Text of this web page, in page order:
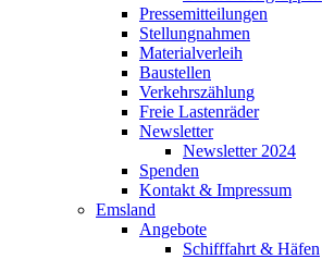
Pressemitteilungen
Stellungnahmen
Materialverleih
Baustellen
Verkehrszählung
Freie Lastenräder
Newsletter
Newsletter 2024
Spenden
Kontakt & Impressum
Emsland
Angebote
Schifffahrt & Häfen